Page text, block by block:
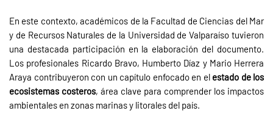
En este contexto, académicos de la Facultad de Ciencias del Mar
y de Recursos Naturales de la Universidad de Valparaíso tuvieron
una destacada participación en la elaboración del documento.
Los profesionales Ricardo Bravo, Humberto Díaz y Mario Herrera
Araya contribuyeron con un capítulo enfocado en el estado de los
ecosistemas costeros, área clave para comprender los impactos
ambientales en zonas marinas y litorales del país.